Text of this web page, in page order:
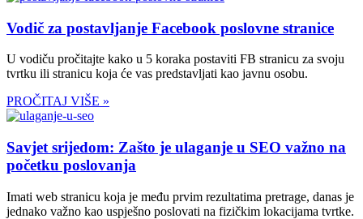
Vodič za postavljanje Facebook poslovne stranice
U vodiču pročitajte kako u 5 koraka postaviti FB stranicu za svoju
tvrtku ili stranicu koja će vas predstavljati kao javnu osobu.
PROČITAJ VIŠE »
Savjet srijedom: Zašto je ulaganje u SEO važno na
početku poslovanja
Imati web stranicu koja je među prvim rezultatima pretrage, danas je
jednako važno kao uspješno poslovati na fizičkim lokacijama tvrtke.